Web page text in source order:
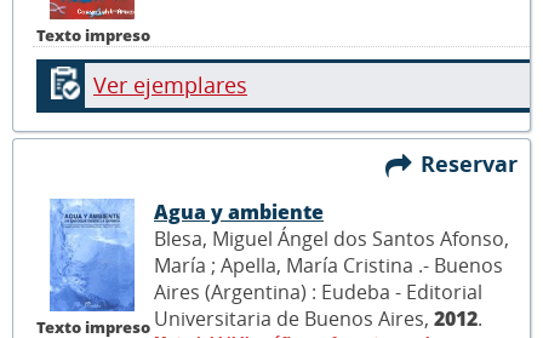
Texto impreso
Ver ejemplares
Reservar
Texto impreso
Agua y ambiente
Blesa, Miguel Ángel dos Santos Afonso,
María ; Apella, María Cristina .- Buenos
Aires (Argentina) : Eudeba - Editorial
Universitaria de Buenos Aires, 2012.